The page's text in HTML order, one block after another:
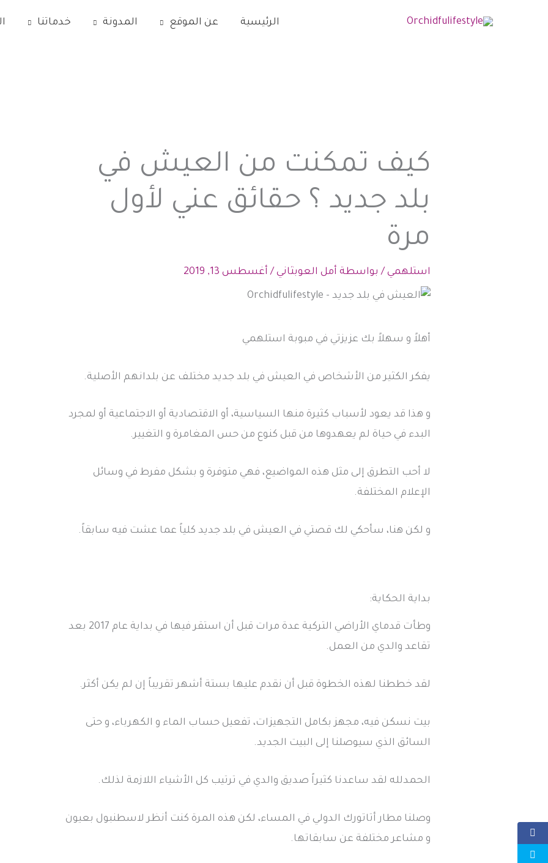
الرئيسية عن الموقع المدونة خدماتنا
كيف تمكنت من العيش في
بلد جديد ؟ حقائق عني لأول
مرة
استلهمي / بواسطة أمل العوبثاني/ أغسطس 13, 2019
أهلاً و سهلاً بك عزيزتي في مبوبة استلهمي
يفكر الكثير من الأشخاص في العيش في بلد جديد مختلف عن بلدانهم الأصلية.
و هذا قد يعود لأسباب كثيرة منها السياسية، أو الاقتصادية أو الاجتماعية أو لمجرد
البدء في حياة لم يعهدوها من قبل كنوع من حس المغامرة و التغيير.
لا أحب التطرق إلى مثل هذه المواضيع، فهي متوفرة و بشكل مفرط في وسائل
الإعلام المختلفة.
و لكن هنا، سأحكي لك قصتي في العيش في بلد جديد كلياً عما عشت فيه سابقاً.
بداية الحكاية:
وطأت قدماي الأراضي التركية عدة مرات قبل أن استقر فيها في بداية عام 2017 بعد
تقاعد والدي من العمل.
لقد خططنا لهذه الخطوة قبل أن نقدم عليها بستة أشهر تقريباً إن لم يكن أكثر.
بيت نسكن فيه، مجهز بكامل التجهيزات، تفعيل حساب الماء و الكهرباء، و حتى
السائق الذي سيوصلنا إلى البيت الجديد.
الحمدلله لقد ساعدنا كثيراً صديق والدي في ترتيب كل الأشياء اللازمة لذلك.
وصلنا مطار أتاتورك الدولي في المساء، لكن هذه المرة كنت أنظر لاسطنبول بعيون
و مشاعر مختلفة عن سابقاتها.